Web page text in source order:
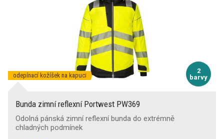
2
barvy
odepínací kožíšek na kapuci
Bunda zimní reflexní Portwest PW369
Odolná pánská zimní reflexní bunda do extrémně
chladných podmínek